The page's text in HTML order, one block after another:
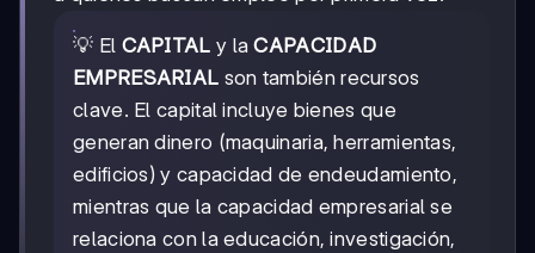
💡 El CAPITAL y laCAPACIDAD
EMPRESARIAL son también recursos
clave. El capital incluye bienes que
generan dinero (maquinaria, herramientas,
edificios) y capacidad de endeudamiento,
mientras que la capacidad empresarial se
relaciona con la educación, investigación,